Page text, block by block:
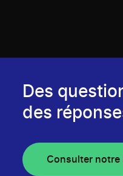
Des
des
Consulter notre